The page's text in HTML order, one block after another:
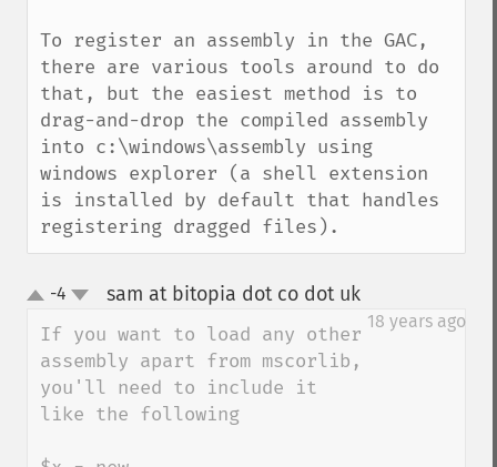
To register an assembly in the GAC,
there are various tools around to do
that, but the easiest method is to
drag-and-drop the compiled assembly
into c:\windows\assembly using
windows explorer (a shell extension
is installed by default that handles
registering dragged files).
up-4 sam at bitopia dot co dot uk¶
18 years ago
If you want to load any other
assembly apart from mscorlib,
you'll need to include it
like the following